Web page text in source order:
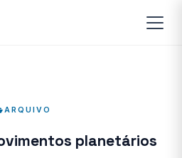
ARQUIVO
planetários